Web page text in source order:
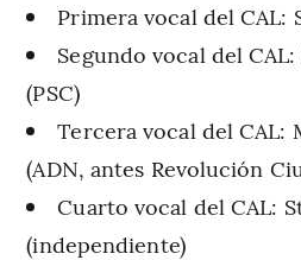
Primera vocal del CAL:
Segundo vocal del
(PSC)
Tercera vocal del CAL:
(ADN, antes Revolución
Cuarto vocal del CAL:
(independiente)